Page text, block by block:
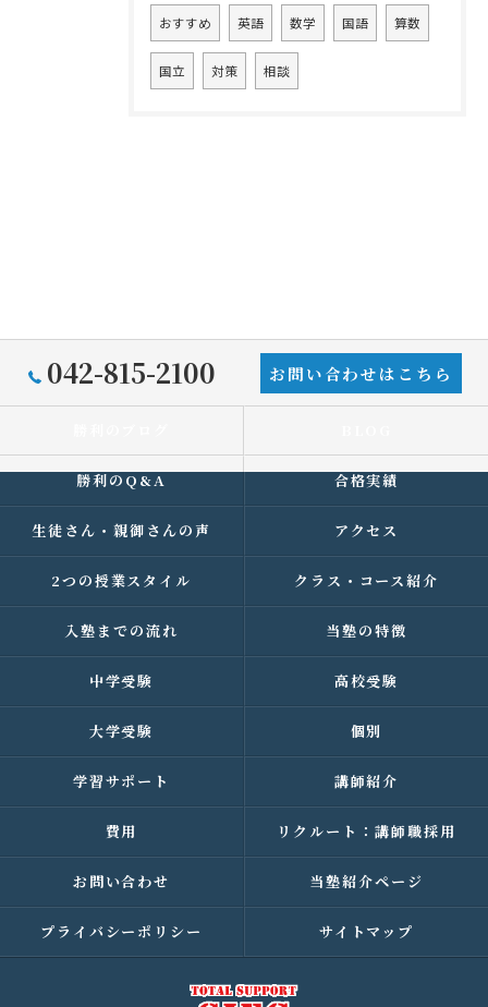
おすすめ 英語 数学 国語 算数
国立 対策 相談
042-815-2100 お問い合わせはこちら
勝利のQ&A 合格実績
生徒さん・親御さんの声 アクセス
2つの授業スタイル クラス・コース紹介
入塾までの流れ 当塾の特徴
中学受験 高校受験
大学受験 個別
学習サポート 講師紹介
費用 リクルート：講師職採用
お問い合わせ 当塾紹介ページ
プライバシーポリシー サイトマップ